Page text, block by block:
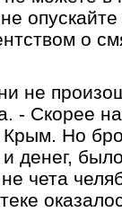
о
не
- Скорее
Но
денег,
чета